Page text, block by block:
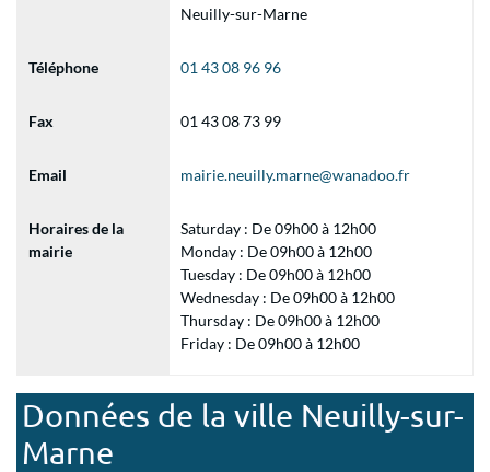
Neuilly-sur-Marne
Téléphone 01 43 08 96 96
Fax 01 43 08 73 99
Email mairie.neuilly.marne@wanadoo.fr
Horaires de la
mairie
Saturday : De 09h00 à 12h00
Monday : De 09h00 à 12h00
Tuesday : De 09h00 à 12h00
Wednesday : De 09h00 à 12h00
Thursday : De 09h00 à 12h00
Friday : De 09h00 à 12h00
Données de la ville Neuilly-sur-
Marne